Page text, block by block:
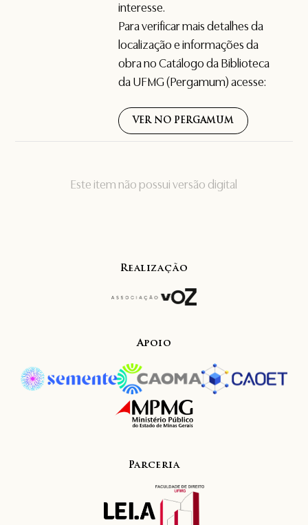
Este item não possui versão digital
interesse.
Para verificar mais detalhes da
localização e informações da
obra no Catálogo da Biblioteca
da UFMG (Pergamum) acesse:
VER NO PERGAMUM
Realização
Apoio
Parceria